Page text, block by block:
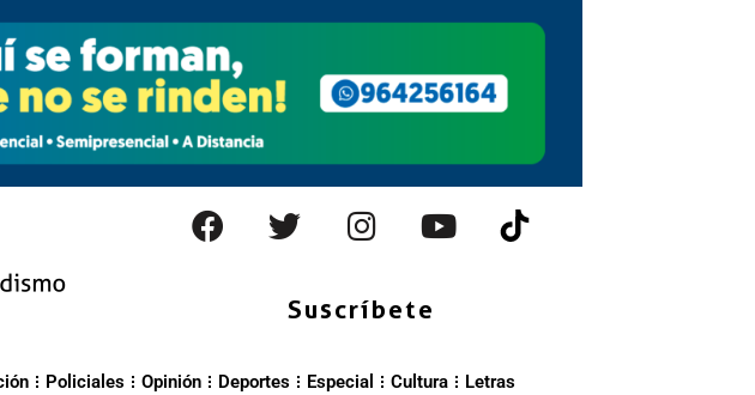
Suscríbete
Policiales Opinión Deportes Especial Cultura Letras